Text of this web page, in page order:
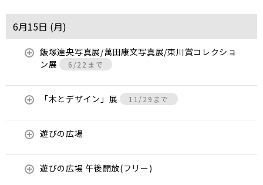
6月15日 (月)
飯塚達央写真展/萬田康文写真展/東川賞コレクショ
ン展
6/22まで
「木とデザイン」展 11/29まで
遊びの広場
遊びの広場 午後開放(フリー)